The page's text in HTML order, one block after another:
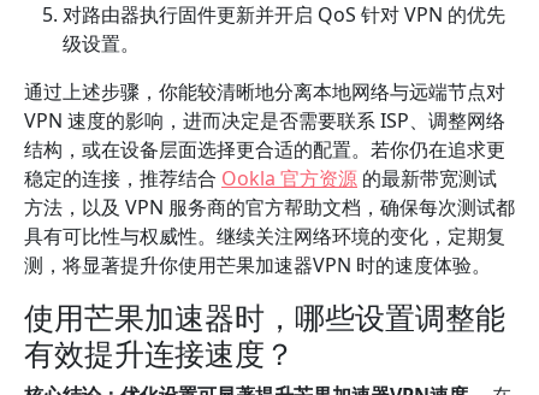
对路由器执行固件更新并开启 QoS 针对 VPN 的优先
级设置。
通过上述步骤，你能较清晰地分离本地网络与远端节点对
VPN 速度的影响，进而决定是否需要联系 ISP、调整网络
结构，或在设备层面选择更合适的配置。若你仍在追求更
稳定的连接，推荐结合 Ookla 官方资源 的最新带宽测试
方法，以及 VPN 服务商的官方帮助文档，确保每次测试都
具有可比性与权威性。继续关注网络环境的变化，定期复
测，将显著提升你使用芒果加速器VPN 时的速度体验。
使用芒果加速器时，哪些设置调整能
有效提升连接速度？